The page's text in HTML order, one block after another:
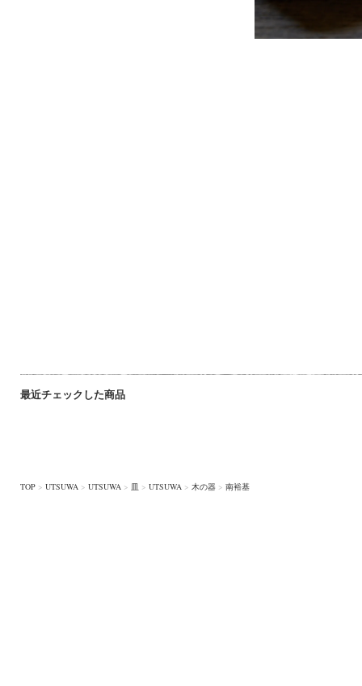
最近チェックした商品
TOP > UTSUWA > UTSUWA > 皿 > UTSUWA > 木の器 > 南裕基